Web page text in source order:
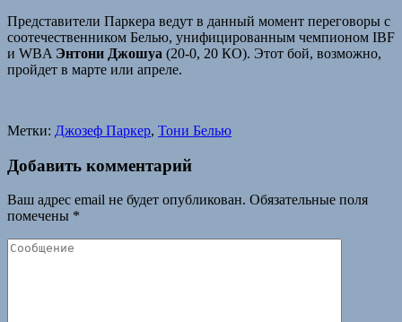
Представители Паркера ведут в данный момент переговоры с
соотечественником Белью, унифицированным чемпионом IBF
и WBA Энтони Джошуа (20-0, 20 КО). Этот бой, возможно,
пройдет в марте или апреле.
Метки: Джозеф Паркер, Тони Белью
Добавить комментарий
Ваш адрес email не будет опубликован. Обязательные поля
помечены *